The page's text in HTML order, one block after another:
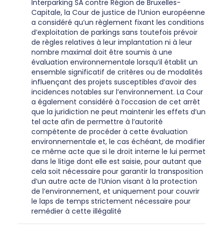
Interparking SA contre Région de Bruxelles-
Capitale, la Cour de justice de l’Union européenne
a considéré qu’un règlement fixant les conditions
d’exploitation de parkings sans toutefois prévoir
de règles relatives à leur implantation ni à leur
nombre maximal doit être soumis à une
évaluation environnementale lorsqu’il établit un
ensemble significatif de critères ou de modalités
influençant des projets susceptibles d’avoir des
incidences notables sur l’environnement. La Cour
a également considéré à l’occasion de cet arrêt
que la juridiction ne peut maintenir les effets d’un
tel acte afin de permettre à l’autorité
compétente de procéder à cette évaluation
environnementale et, le cas échéant, de modifier
ce même acte que si le droit interne le lui permet
dans le litige dont elle est saisie, pour autant que
cela soit nécessaire pour garantir la transposition
d’un autre acte de l’Union visant à la protection
de l’environnement, et uniquement pour couvrir
le laps de temps strictement nécessaire pour
remédier à cette illégalité